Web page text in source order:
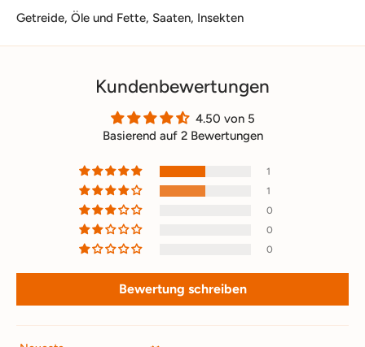
Getreide, Öle und Fette, Saaten, Insekten
Kundenbewertungen
4.50 von 5
Basierend auf 2 Bewertungen
1
1
0
0
0
Bewertung schreiben